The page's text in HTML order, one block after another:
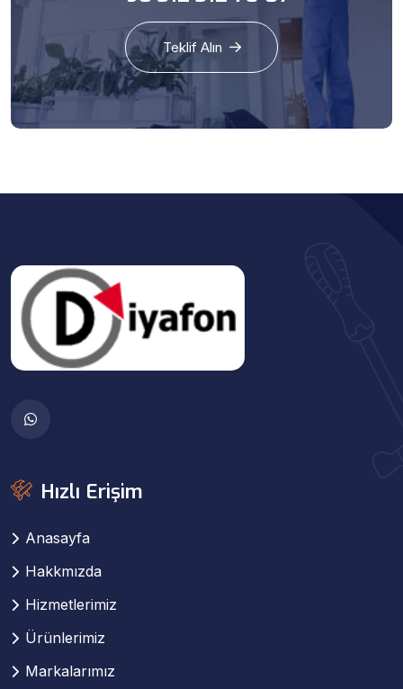
Teklif Alın
Hızlı Erişim
Anasayfa
Hakkmızda
Hizmetlerimiz
Ürünlerimiz
Markalarımız